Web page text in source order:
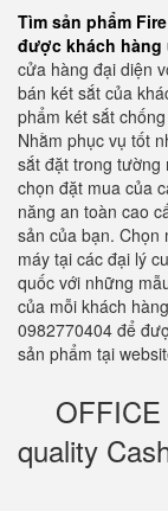
Tìm sản phẩm
được khách
cửa hàng đại diện
bán két sắt của
phẩm két sắt
Nhằm phục vụ tốt
sắt đặt trong tường
chọn đặt mua của
năng an toàn cao
sản của bạn. Chọn
máy tại các đại lý
quốc với những
của mỗi khách
0982770404 để
sản phẩm tại
quality